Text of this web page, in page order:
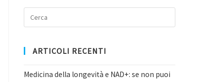
ARTICOLI RECENTI
Medicina della longevità e NAD+: se non puoi